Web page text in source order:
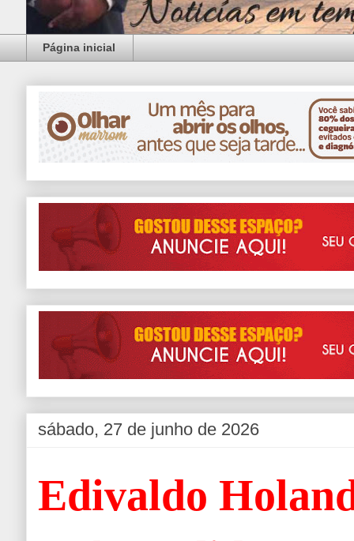
Página inicial
sábado, 27 de junho de 2026
Edivaldo